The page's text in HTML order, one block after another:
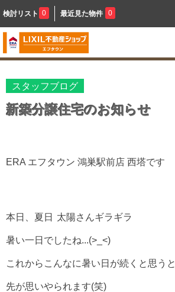
検討リスト 0 最近見た物件 0
スタッフブログ
新築分譲住宅のお知らせ
ERA エフタウン 鴻巣駅前店 西塔です
本日、夏日 太陽さんギラギラ
暑い一日でしたね...(>_<)
これからこんなに暑い日が続くと思うと
先が思いやられます(笑)